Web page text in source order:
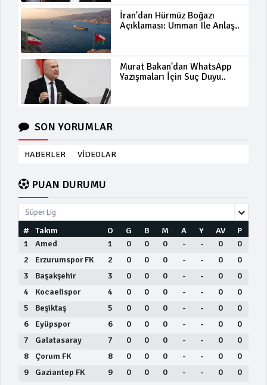
İran'dan Hürmüz Boğazı
Açıklaması: Umman Ile Anlaş..
Murat Bakan'dan WhatsApp
Yazışmaları İçin Suç Duyu..
SON YORUMLAR
HABERLER VİDEOLAR
PUAN DURUMU
Süper Lig
# Takım O G B M A Y AV
P
1
Amed 1 0 0 0 - - 0
0
2
Erzurumspor FK 2 0 0 0 - - 0
0
3
Başakşehir 3 0 0 0 - - 0
0
4
Kocaelispor 4 0 0 0 - - 0
0
5
Beşiktaş 5 0 0 0 - - 0
0
6
Eyüpspor 6 0 0 0 - - 0
0
7
Galatasaray 7 0 0 0 - - 0
0
8
Çorum FK 8 0 0 0 - - 0
0
9
Gaziantep FK 9 0 0 0 - - 0
0